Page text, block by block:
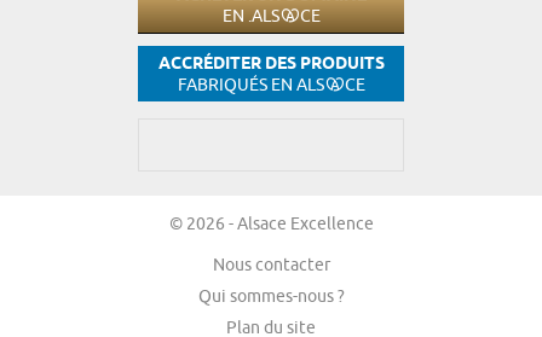
EN .ALS CE
ACCRÉDITER DES PRODUITS
FABRIQUÉS EN ALS CE
© 2026 - Alsace Excellence
Nous contacter
Qui sommes-nous ?
Plan du site